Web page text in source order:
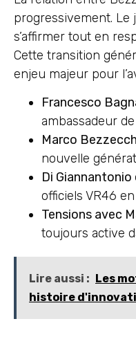
progressivement. Le
s’affirmer tout en
Cette transition
enjeu majeur pour
Francesco
ambassadeur
Marco
nouvelle
Di
officiels VR46
Tensions avec
toujours active
Lire aussi : Les
histoire